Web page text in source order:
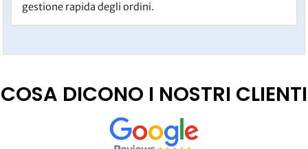
gestione rapida degli ordini.
COSA DICONO I NOSTRI CLIENTI